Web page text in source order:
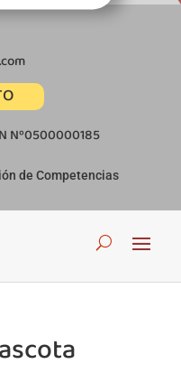
Nº0500000185
de Competencias